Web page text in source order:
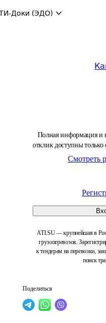
Доки (ЭДО)
Полная информация и
отклик доступны
Смотреть
ATI.SU — крупнейшая в
грузоперевозок.
к тендерам на перевозки,
поиск
Поделиться